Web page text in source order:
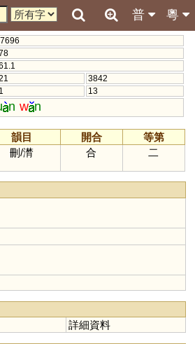
粵
普
3842
13
n w n
韻目 開合
等第
刪/潸 合 二
詳細資料